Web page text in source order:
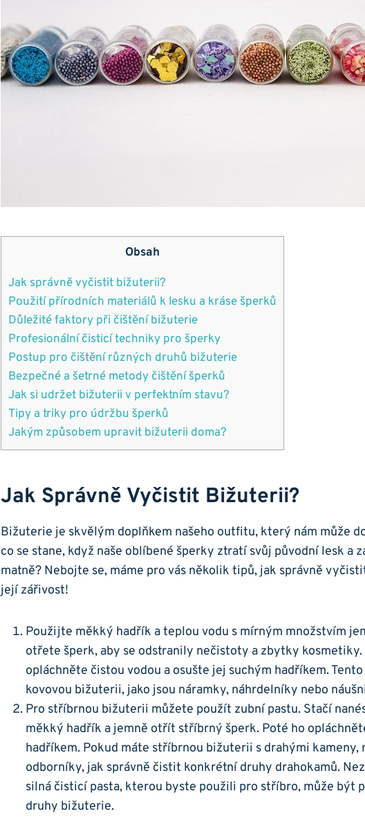
Obsah
Jak ⁢správně vyčistit bižuterii?
Použití přírodních materiálů k lesku a kráse šperků
Důležité faktory při čištění bižuterie
Profesionální čisticí ⁢techniky pro šperky
Postup pro čištění různých⁤ druhů bižuterie
Bezpečné a šetrné metody čištění šperků
Jak si udržet bižuterii v perfektním stavu?
Tipy a triky pro údržbu šperků
Jakým ⁣způsobem upravit‌ bižuterii doma?
Jak ⁢správně Vyčistit Bižuterii?
Bižuterie je skvělým‍ doplňkem⁤ našeho​ outfitu, ‌který nám může
co ‌se stane, když naše‌ oblíbené šperky ztratí svůj původní lesk a
matně? Nebojte ⁢se, máme pro vás několik tipů, jak správně
její zářivost!
Použijte ⁢měkký hadřík a teplou vodu s mírným množstvím
otřete šperk, aby se odstranily nečistoty a zbytky
opláchněte čistou vodou ​a osušte jej suchým hadříkem.
⁢kovovou bižuterii, jako‍ jsou náramky, náhrdelníky ⁢nebo
Pro stříbrnou bižuterii můžete použít‌ zubní pastu. Stačí
měkký hadřík a jemně otřít stříbrný šperk. ‌Poté ho
hadříkem. Pokud máte stříbrnou bižuterii s drahými kameny,
odborníky, jak ​správně⁣ čistit konkrétní druhy ​drahokamů.
silná čisticí pasta, kterou byste použili pro stříbro, ⁣může být
druhy bižuterie.